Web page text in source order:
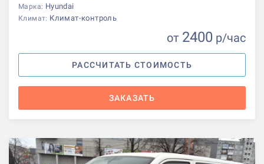
Марка: Hyundai
Климат: Климат-контроль
от 2400 р/час
РАССЧИТАТЬ СТОИМОСТЬ
ЗАКАЗАТЬ